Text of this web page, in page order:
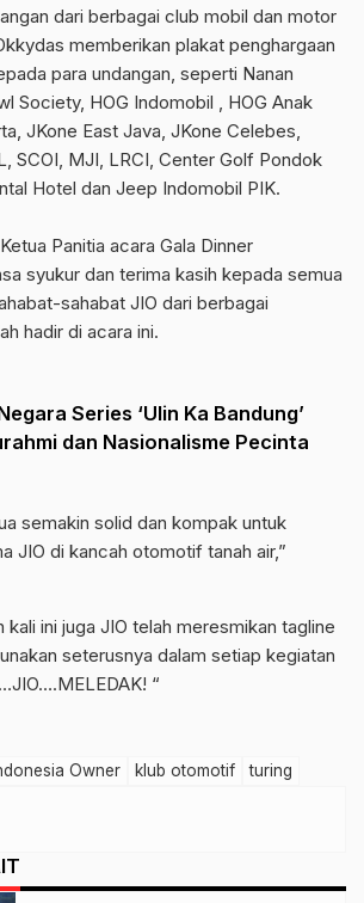
dari berbagai club mobil dan motor
memberikan plakat penghargaan
para undangan, seperti Nanan
Society, HOG Indomobil , HOG Anak
JKone East Java, JKone Celebes,
SCOI, MJI, LRCI, Center Golf Pondok
Hotel dan Jeep Indomobil PIK.
Panitia acara Gala Dinner
syukur dan terima kasih kepada semua
sahabat JIO dari berbagai
hadir di acara ini.
Series ‘Ulin Ka Bandung’
dan Nasionalisme Pecinta
semakin solid dan kompak untuk
JIO di kancah otomotif tanah air,”
kali ini juga JIO telah meresmikan tagline
seterusnya dalam setiap kegiatan
“
Owner klub otomotif turing